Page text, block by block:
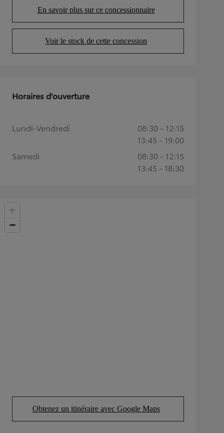
En savoir plus sur ce concessionnaire
(Opens in new tab)
Voir le stock de cette concession
(Opens in new tab)
Obtenez un itinéraire avec Google Maps
(Opens in new tab)
Horaires d'ouverture
Lundi-Vendredi
08:30 - 12:15
13:45 - 19:00
Samedi
08:30 - 12:15
13:45 - 18:30